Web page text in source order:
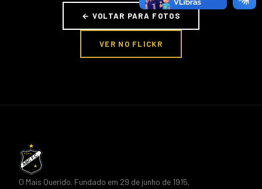
← VOLTAR PARA FOTOS
VER NO FLICKR
O Mais Querido. Fundado em 29 de junho de 1915,